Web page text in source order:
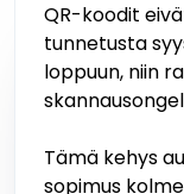
QR-koodit
tunnetusta
loppuun, niin
Tämä kehys
sopimus